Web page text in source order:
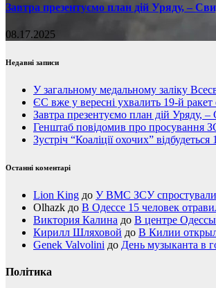
Завтра презентуємо план дій Уряду, –
08.17.2025
Недавні записи
У загальному медальному заліку
ЄС вже у вересні ухвалить 19-й
Завтра презентуємо план дій Уряду,
Генштаб повідомив про просування
Зустріч “Коаліції охочих”
Останні коментарі
Lion King до У ВМС ЗСУ спростували
Olhazk до В Одессе 15 человек
Виктория Калина до В центре
Кирилл Шляховой до В Килии
Genek Valvolini до День музыканта в
Політика